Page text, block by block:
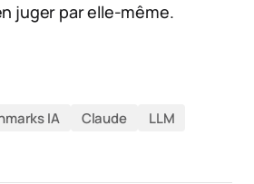
juger par elle-même.
IA Claude LLM